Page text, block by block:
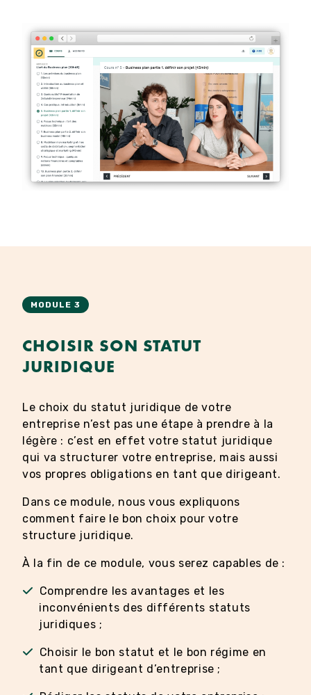
MODULE 3
CHOISIR SON STATUT
JURIDIQUE
Le choix du statut juridique de votre
entreprise n’est pas une étape à prendre à la
légère : c’est en effet votre statut juridique
qui va structurer votre entreprise, mais aussi
vos propres obligations en tant que dirigeant.
Dans ce module, nous vous expliquons
comment faire le bon choix pour votre
structure juridique.
À la fin de ce module, vous serez capables de :
Comprendre les avantages et les
inconvénients des différents statuts
juridiques ;
Choisir le bon statut et le bon régime en
tant que dirigeant d’entreprise ;